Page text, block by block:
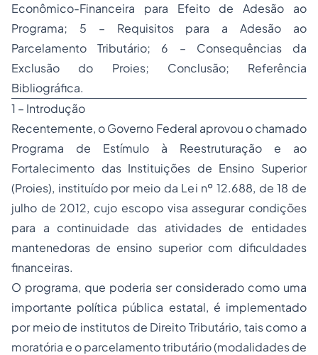
Econômico-Financeira para Efeito de Adesão ao
Programa; 5 – Requisitos para a Adesão ao
Parcelamento Tributário; 6 – Consequências da
Exclusão do Proies; Conclusão; Referência
Bibliográfica.
1 – Introdução
Recentemente, o Governo Federal aprovou o chamado
Programa de Estímulo à Reestruturação e ao
Fortalecimento das Instituições de Ensino Superior
(Proies), instituído por meio da Lei nº 12.688, de 18 de
julho de 2012, cujo escopo visa assegurar condições
para a continuidade das atividades de entidades
mantenedoras de ensino superior com dificuldades
financeiras.
O programa, que poderia ser considerado como uma
importante política pública estatal, é implementado
por meio de institutos de Direito Tributário, tais como a
moratória e o parcelamento tributário (modalidades de